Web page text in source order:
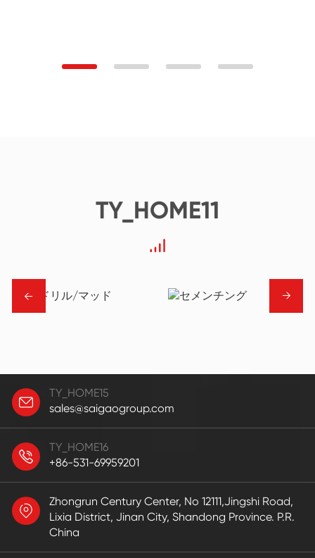
TY_HOME11
→ →
TY_HOME15
sales@saigaogroup.com
TY_HOME16
+86-531-69959201
Zhongrun Century Center, No 12111,Jingshi Road,
Lixia District, Jinan City, Shandong Province. P.R.
China